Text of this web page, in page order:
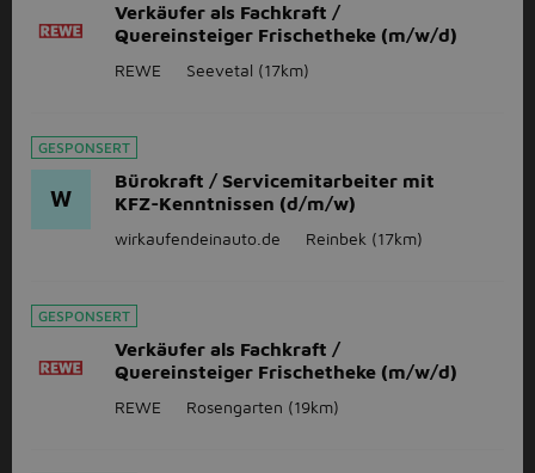
Verkäufer als Fachkraft /
Quereinsteiger Frischetheke (m/w/d)
REWE Seevetal (17km)
GESPONSERT
W
Bürokraft / Servicemitarbeiter mit
KFZ-Kenntnissen (d/m/w)
wirkaufendeinauto.de Reinbek (17km)
GESPONSERT
Verkäufer als Fachkraft /
Quereinsteiger Frischetheke (m/w/d)
REWE Rosengarten (19km)